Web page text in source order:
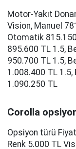
Motor-Yakıt
Vision, Manuel
Otomatik
895.600 TL 1.5,
950.700 TL 1.5,
1.008.400 TL
1.090.250 TL
Corolla
Opsiyon türü
Renk 5.000 TL